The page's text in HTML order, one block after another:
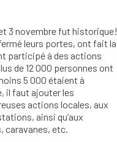
3 novembre fut historique!
leurs portes, ont fait la
participé à des actions
de 12 000 personnes ont
5 000 étaient à
il faut ajouter les
actions locales, aux
ainsi qu’aux
caravanes, etc.